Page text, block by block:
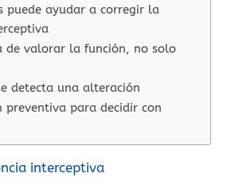
puede ayudar a corregir la
de valorar la función, no solo
detecta una alteración
preventiva para decidir con
interceptiva